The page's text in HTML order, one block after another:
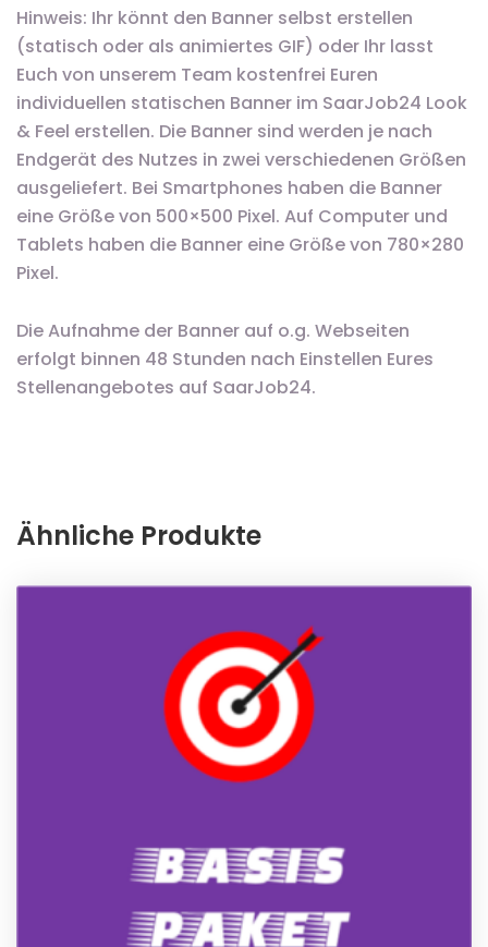
Hinweis: Ihr könnt den Banner selbst erstellen
(statisch oder als animiertes GIF) oder Ihr lasst
Euch von unserem Team kostenfrei Euren
individuellen statischen Banner im SaarJob24 Look
& Feel erstellen. Die Banner sind werden je nach
Endgerät des Nutzes in zwei verschiedenen Größen
ausgeliefert. Bei Smartphones haben die Banner
eine Größe von 500×500 Pixel. Auf Computer und
Tablets haben die Banner eine Größe von 780×280
Pixel.
Die Aufnahme der Banner auf o.g. Webseiten
erfolgt binnen 48 Stunden nach Einstellen Eures
Stellenangebotes auf SaarJob24.
Ähnliche Produkte